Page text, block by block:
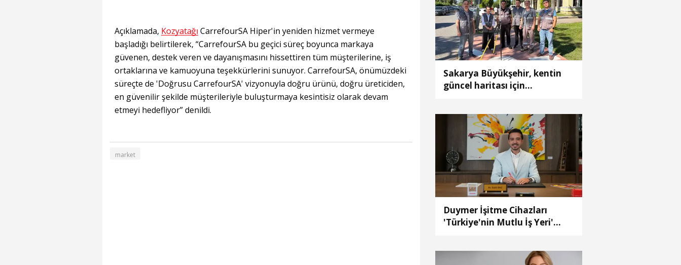
Açıklamada, Kozyatağı CarrefourSA Hiper'in yeniden hizmet vermeye
başladığı belirtilerek, “CarrefourSA bu geçici süreç boyunca markaya
güvenen, destek veren ve dayanışmasını hissettiren tüm müşterilerine, iş
ortaklarına ve kamuoyuna teşekkürlerini sunuyor. CarrefourSA, önümüzdeki
süreçte de 'Doğrusu CarrefourSA' vizyonuyla doğru ürünü, doğru üreticiden,
en güvenilir şekilde müşterileriyle buluşturmaya kesintisiz olarak devam
etmeyi hedefliyor” denildi.
market
Sakarya Büyükşehir, kentin
güncel haritası için
Duymer İşitme Cihazları
'Türkiye'nin Mutlu İş Yeri'